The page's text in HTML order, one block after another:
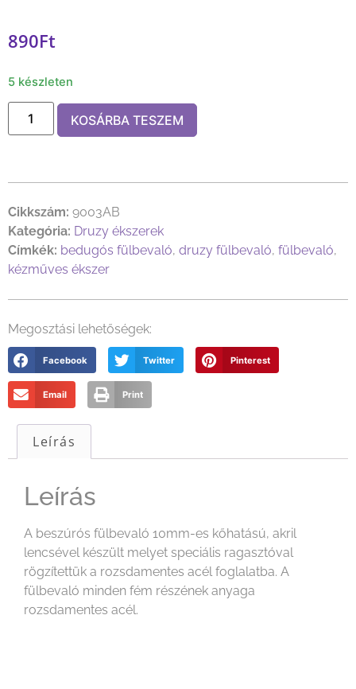
890Ft
5 készleten
KOSÁRBA TESZEM
Cikkszám: 9003AB
Kategória: Druzy ékszerek
Címkék: bedugós fülbevaló, druzy fülbevaló, fülbevaló,
kézműves ékszer
Megosztási lehetőségek:
Facebook Twitter Pinterest
Email Print
Leírás
Leírás
A beszúrós fülbevaló 10mm-es kőhatású, akril
lencsével készült melyet speciális ragasztóval
rögzítettük a rozsdamentes acél foglalatba. A
fülbevaló minden fém részének anyaga
rozsdamentes acél.